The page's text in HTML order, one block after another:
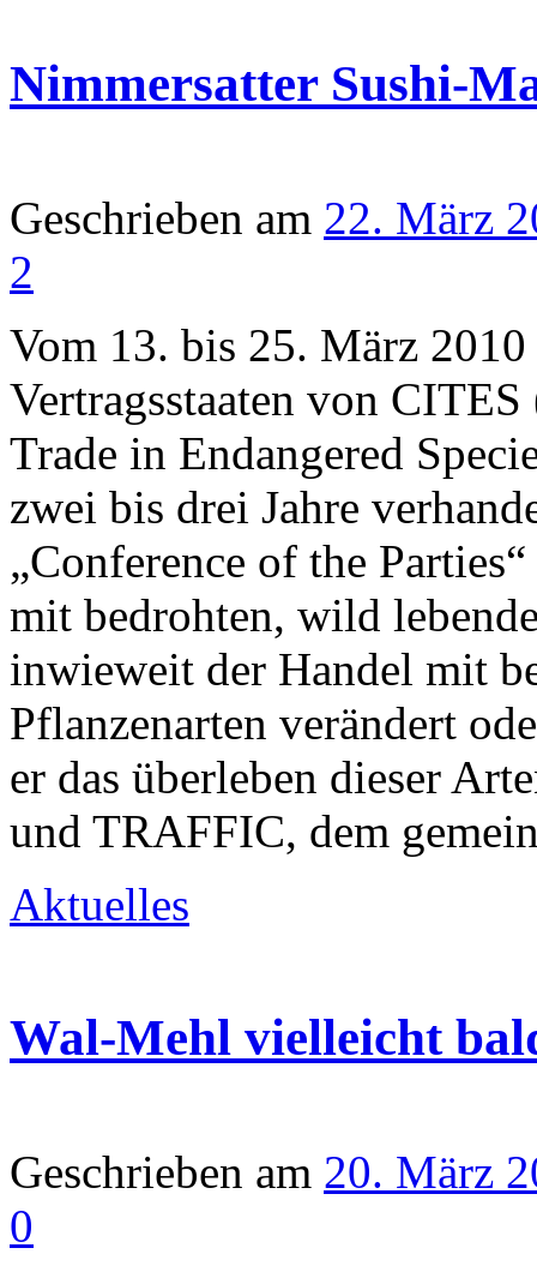
Nimmersatter Sushi-
Geschrieben am 22. März
2
Vom 13. bis 25. März
Vertragsstaaten von
Trade in Endangered
zwei bis drei Jahre
„Conference of the
mit bedrohten, wild
inwieweit der Handel mit
Pflanzenarten verändert
er das überleben dieser
und TRAFFIC, dem
Aktuelles
Wal-Mehl vielleicht
Geschrieben am 20. März
0